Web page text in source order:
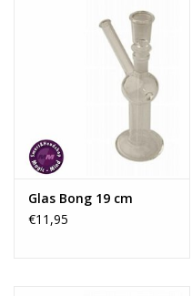
Glas Bong 19 cm
€11,95